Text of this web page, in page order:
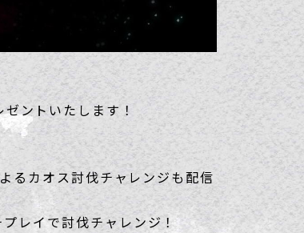
ントいたします！
カオス討伐チャレンジも配信
レイで討伐チャレンジ！